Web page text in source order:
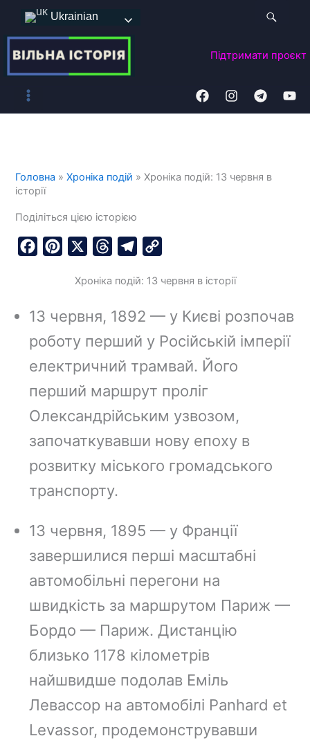
Перейти
вмісту
Ukrainian
Підтримати проєкт
Головна »Хроніка подій »Хроніка подій: 13 червня в
історії
Поділіться цією історією
b
o
o
e
r
e
t
r
a
d
s
l
g
r
a
p
i
n
Хроніка подій: 13 червня в історії
13 червня, 1892 — у Києві розпочав
роботу перший у Російській імперії
електричний трамвай. Його
перший маршрут проліг
Олександрійським узвозом,
започаткувавши нову епоху в
розвитку міського громадського
транспорту.
13 червня, 1895 — у Франції
завершилися перші масштабні
автомобільні перегони на
швидкість за маршрутом Париж —
Бордо — Париж. Дистанцію
близько 1178 кілометрів
найшвидше подолав Еміль
Левассор на автомобілі Panhard et
Levassor, продемонструвавши